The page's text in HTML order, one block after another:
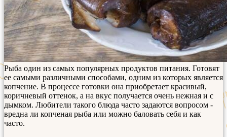
Рыба один из самых популярных продуктов питания. Готовят
ее самыми различными способами, одним из которых является
копчение. В процессе готовки она приобретает красивый,
коричневый оттенок, а на вкус получается очень нежная и с
дымком. Любители такого блюда часто задаются вопросом -
вредна ли копченая рыба или можно баловать себя и как
часто.